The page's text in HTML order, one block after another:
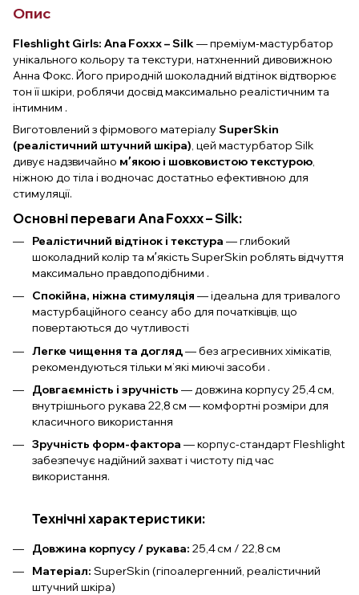
Опис
Fleshlight Girls: Ana Foxxx – Silk— преміум‑мастурбатор
унікального кольору та текстури, натхненний дивовижною
Анна Фокс. Його природній шоколадний відтінок відтворює
тон її шкіри, роблячи досвід максимально реалістичним та
інтимним .
Виготовлений з фірмового матеріалу SuperSkin
(реалістичний штучний шкіра), цей мастурбатор Silk
дивує надзвичайно мʼякою і шовковистою текстурою,
ніжною до тіла і водночас достатньо ефективною для
стимуляції.
Основні переваги Ana Foxxx – Silk:
Реалістичний відтінок і текстура — глибокий
шоколадний колір та мʼякість SuperSkin роблять відчуття
максимально правдоподібними .
Спокійна, ніжна стимуляція — ідеальна для тривалого
мастурбаційного сеансу або для початківців, що
повертаються до чутливості
Легке чищення та догляд— без агресивних хімікатів,
рекомендуються тільки м’які миючі засоби .
Довгаємність і зручність — довжина корпусу 25,4 см,
внутрішнього рукава 22,8 см — комфортні розміри для
класичного використання
Зручність форм-фактора — корпус-стандарт Fleshlight
забезпечує надійний захват і чистоту під час
використання.
Технічні характеристики:
Довжина корпусу / рукава: 25,4 см / 22,8 см
Матеріал: SuperSkin (гіпоалергенний, реалістичний
штучний шкіра)